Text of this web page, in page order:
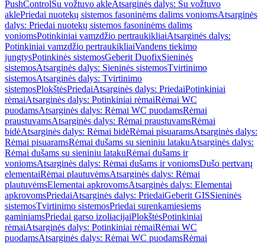
PushControlSu vožtuvo akleAtsarginės dalys: Su vožtuvo
aklePriedai nuotekų sistemos fasoninėms dalims voniomsAtsarginės
dalys: Priedai nuotekų sistemos fasoninėms dalims
voniomsPotinkiniai vamzdžio pertraukikliaiAtsarginės dalys:
Potinkiniai vamzdžio pertraukikliaiVandens tiekimo
jungtysPotinkinės sistemosGeberit DuofixSieninės
sistemosAtsarginės dalys: Sieninės sistemosTvirtinimo
sistemosAtsarginės dalys: Tvirtinimo
sistemosPlokštėsPriedaiAtsarginės dalys: PriedaiPotinkiniai
rėmaiAtsarginės dalys: Potinkiniai rėmaiRėmai WC
puodamsAtsarginės dalys: Rėmai WC puodamsRėmai
praustuvamsAtsarginės dalys: Rėmai praustuvamsRėmai
bidėAtsarginės dalys: Rėmai bidėRėmai pisuaramsAtsarginės dalys:
Rėmai pisuaramsRėmai dušams su sieniniu latakuAtsarginės dalys:
Rėmai dušams su sieniniu latakuRėmai dušams ir
voniomsAtsarginės dalys: Rėmai dušams ir voniomsDušo pertvarų
elementaiRėmai plautuvėmsAtsarginės dalys: Rėmai
plautuvėmsElementai apkrovomsAtsarginės dalys: Elementai
apkrovomsPriedaiAtsarginės dalys: PriedaiGeberit GISSieninės
sistemosTvirtinimo sistemosPriedai surenkamiesiems
gaminiamsPriedai garso izoliacijaiPlokštėsPotinkiniai
rėmaiAtsarginės dalys: Potinkiniai rėmaiRėmai WC
puodamsAtsarginės dalys: Rėmai WC puodamsRėmai